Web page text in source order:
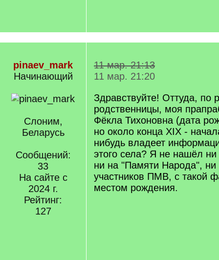
pinaev_mark
Начинающий
Слоним,
Беларусь
Сообщений:
33
На сайте с
2024 г.
Рейтинг:
127
11 мар. 21:13
11 мар. 21:20
Здравствуйте! Оттуда, по
родственницы, моя
Фёкла Тихоновна (дата
но около конца XIX -
нибудь владеет
этого села? Я не нашёл ни
ни на "Памяти Народа", ни
участников ПМВ, с такой
местом рождения.